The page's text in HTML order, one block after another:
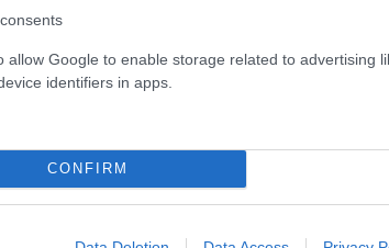
allow Google to enable storage related to advertising
identifiers in apps.
CONFIRM